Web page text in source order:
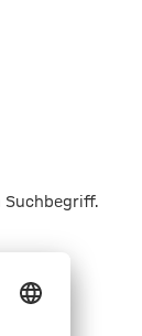
Suchbegriff.